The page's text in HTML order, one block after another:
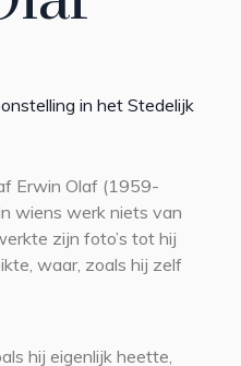
in het Stedelijk
Erwin Olaf (1959-
wiens werk niets van
zijn foto’s tot hij
waar, zoals hij zelf
hij eigenlijk heette,